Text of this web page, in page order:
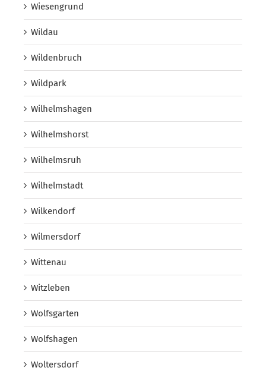
Wiesengrund
Wildau
Wildenbruch
Wildpark
Wilhelmshagen
Wilhelmshorst
Wilhelmsruh
Wilhelmstadt
Wilkendorf
Wilmersdorf
Wittenau
Witzleben
Wolfsgarten
Wolfshagen
Woltersdorf